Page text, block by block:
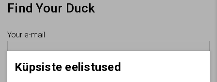
Küpsiste eelistused
Find Your Duck
Your e-mail